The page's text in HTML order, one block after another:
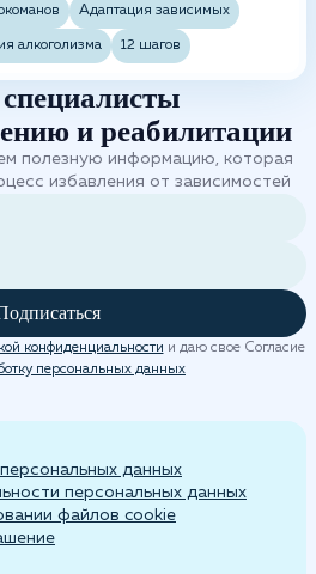
Адаптация зависимых
алкоголизма 12 шагов
и реабилитации
полезную информацию, которая
избавления от зависимостей
конфиденциальности и даю свое Согласие
персональных данных
данных
персональных данных
файлов cookie